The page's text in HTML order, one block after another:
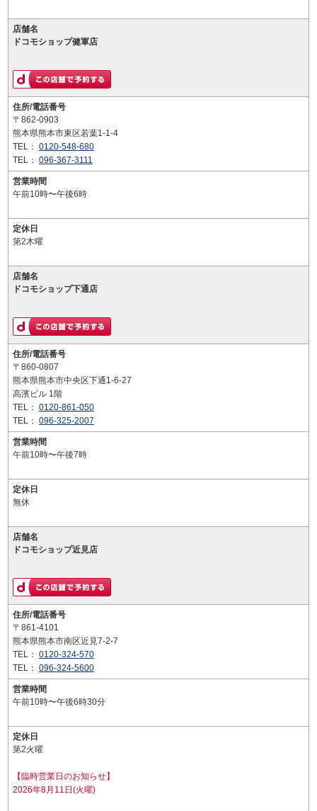
店舗名
ドコモショップ健軍店
住所/電話番号
〒862-0903
熊本県熊本市東区若葉1-1-4
TEL： 0120-548-680
TEL： 096-367-3111
営業時間
午前10時〜午後6時
定休日
第2木曜
店舗名
ドコモショップ下通店
住所/電話番号
〒860-0807
熊本県熊本市中央区下通1-6-27
高濱ビル 1階
TEL： 0120-861-050
TEL： 096-325-2007
営業時間
午前10時〜午後7時
定休日
無休
店舗名
ドコモショップ近見店
住所/電話番号
〒861-4101
熊本県熊本市南区近見7-2-7
TEL： 0120-324-570
TEL： 096-324-5600
営業時間
午前10時〜午後6時30分
定休日
第2火曜
【臨時営業日のお知らせ】
2026年8月11日(火曜)